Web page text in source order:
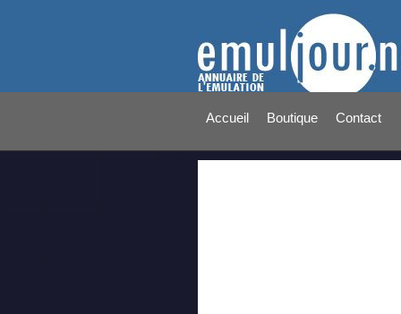
Accueil Boutique Contact